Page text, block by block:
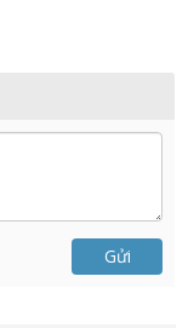
Gửi